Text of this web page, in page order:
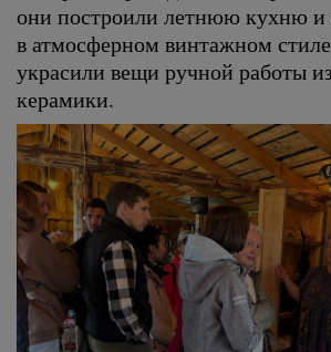
они построили летнюю кухню и
в атмосферном винтажном
украсили вещи ручной работы
керамики.